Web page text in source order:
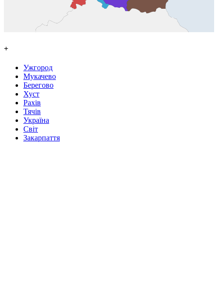
+
Ужгород
Мукачево
Берегово
Хуст
Рахів
Тячів
Україна
Світ
Закарпаття